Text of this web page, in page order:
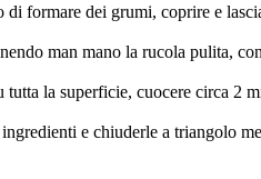
di formare dei grumi, coprire e
man mano la rucola pulita,
tutta la superficie, cuocere circa 2
e chiuderle a triangolo